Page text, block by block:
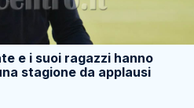
e i suoi ragazzi hanno
stagione da applausi